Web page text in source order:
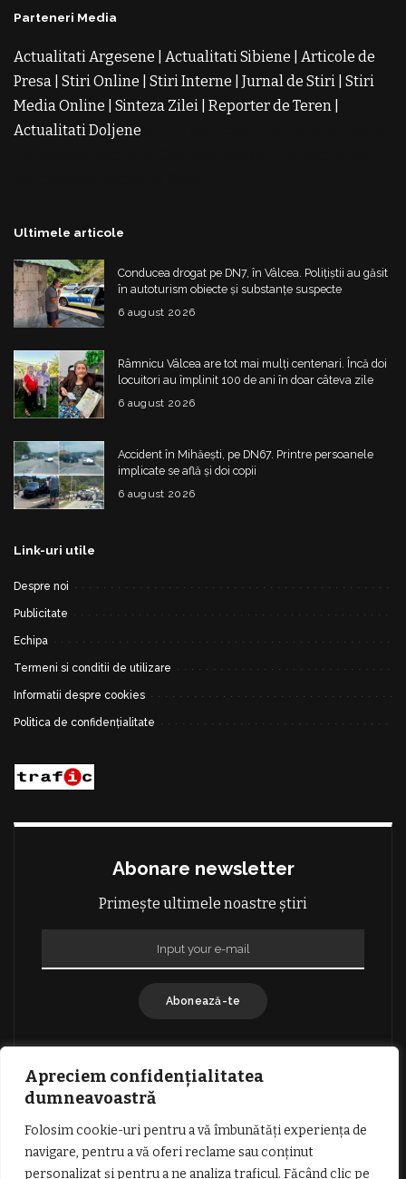
Apreciem confidențialitatea
dumneavoastră
Folosim cookie-uri pentru a vă îmbunătăți experiența de
navigare, pentru a vă oferi reclame sau conținut
personalizat și pentru a ne analiza traficul. Făcând clic pe
Parteneri Media
Actualitati Argesene Actualitati Sibiene
Articole de
Presa Stiri Online Stiri Interne Jurnal de Stiri Stiri
Media Online
Sinteza Zilei Reporter de Teren
Actualitati Doljene
Ultimele articole
Conducea drogat pe DN7, în Vâlcea. Polițiștii au găsit
în autoturism obiecte și substanțe suspecte
6 august 2026
Râmnicu Vâlcea are tot mai mulți centenari. Încă doi
locuitori au împlinit 100 de ani în doar câteva zile
6 august 2026
Accident în Mihăești, pe DN67. Printre persoanele
implicate se află și doi copii
6 august 2026
Link-uri utile
Despre noi
Publicitate
Echipa
Termeni si conditii de utilizare
Informatii despre cookies
Politica de confidențialitate
Abonare newsletter
Primește ultimele noastre știri
Abonează-te
TERMENI SI CONDITII DE UTILIZARE